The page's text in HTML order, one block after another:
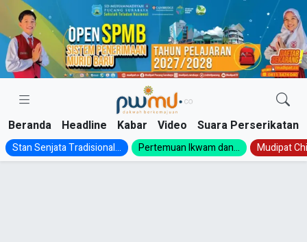
Skip
content
Beranda Headline Kabar Video Suara Perserikatan
Stan Senjata Tradisional... Pertemuan Ikwam dan... Mudipat